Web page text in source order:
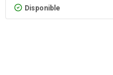
Disponible